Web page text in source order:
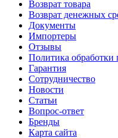
Возврат товара
Возврат денежных
Документы
Импортеры
Отзывы
Политика
Гарантия
Сотрудничество
Новости
Статьи
Вопрос-ответ
Бренды
Карта сайта